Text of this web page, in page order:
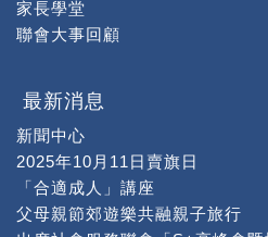
家長學堂
聯會大事回顧
最新消息
新聞中心
2025年10月11日賣旗日
「合適成人」講座
父母親節郊遊樂共融親子旅行